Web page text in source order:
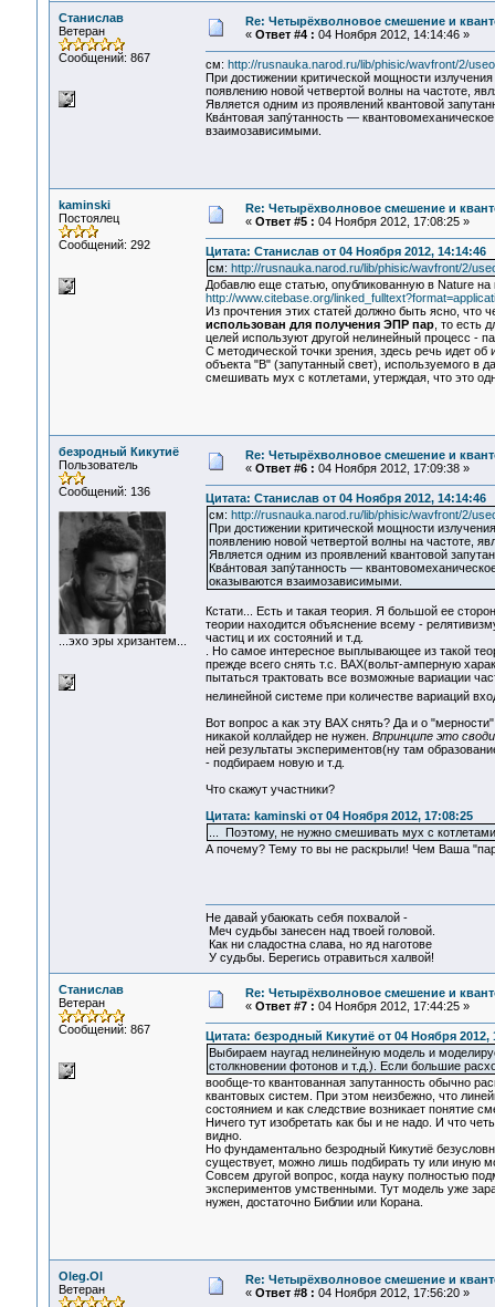
Станислав
Ветеран
Сообщений: 867
Re: Четырёхволновое смешение и
« Ответ #4 : 04 Ноября 2012, 14:14:46 »
см: http://rusnauka.narod.ru/lib/phisic/wavfront/2/
При достижении критической мощности
появлению новой четвертой волны на частоте,
Является одним из проявлений квантовой
Ква́нтовая запу́танность —
взаимозависимыми.
kaminski
Постоялец
Сообщений: 292
Re: Четырёхволновое смешение и
« Ответ #5 : 04 Ноября 2012, 17:08:25 »
Цитата: Станислав от 04 Ноября 2012, 14:14:46
см: http://rusnauka.narod.ru/lib/phisic/wavfront/2/
Добавлю еще статью, опубликованную в Nature
http://www.citebase.org/
Из прочтения этих статей должно быть ясно,
использован для получения ЭПР пар, то есть
целей используют другой нелинейный процесс -
С методической точки зрения, здесь речь идет
объекта "B" (запутанный свет), используемого в
смешивать мух с котлетами, утерждая, что это
безродный Кикутиё
Пользователь
Сообщений: 136
...эхо эры хризантем...
Re: Четырёхволновое смешение и
« Ответ #6 : 04 Ноября 2012, 17:09:38 »
Цитата: Станислав от 04 Ноября 2012, 14:14:46
см: http://rusnauka.narod.ru/lib/phisic/wavfront/2/
При достижении критической мощности
появлению новой четвертой волны на частоте,
Является одним из проявлений квантовой
Ква́нтовая запу́танность —
оказываются взаимозависимыми.
Кстати... Есть и такая теория. Я большой ее
теории находится объяснение всему -
частиц и их состояний и т.д.
. Но самое интересное выплывающее из такой
прежде всего снять т.с. ВАХ(вольт-амперную
пытаться трактовать все возможные вариации
нелинейной системе при количестве вариаций
Вот вопрос а как эту ВАХ снять? Да и о
никакой коллайдер не нужен. Впринципе это
ней результаты экспериментов(ну там
- подбираем новую и т.д.
Что скажут участники?
Цитата: kaminski от 04 Ноября 2012, 17:08:25
... Поэтому, не нужно смешивать мух с
А почему? Тему то вы не раскрыли! Чем Ваша
Не давай убаюкать себя похвалой -
Меч судьбы занесен над твоей головой.
Как ни сладостна слава, но яд наготове
У судьбы. Берегись отравиться халвой!
Станислав
Ветеран
Сообщений: 867
Re: Четырёхволновое смешение и
« Ответ #7 : 04 Ноября 2012, 17:44:25 »
Цитата: безродный Кикутиё от 04 Ноября 2012,
Выбираем наугад нелинейную модель и
столкновении фотонов и т.д.). Если большие
вообще-то квантованная запутанность обычно
квантовых систем. При этом неизбежно, что
состоянием и как следствие возникает понятие
Ничего тут изобретать как бы и не надо. И что
видно.
Но фундаментально безродный Кикутиё
существует, можно лишь подбирать ту или иную
Совсем другой вопрос, когда науку полностью
экспериментов умственными. Тут модель уже
нужен, достаточно Библии или Корана.
Oleg.Ol
Ветеран
Re: Четырёхволновое смешение и
« Ответ #8 : 04 Ноября 2012, 17:56:20 »